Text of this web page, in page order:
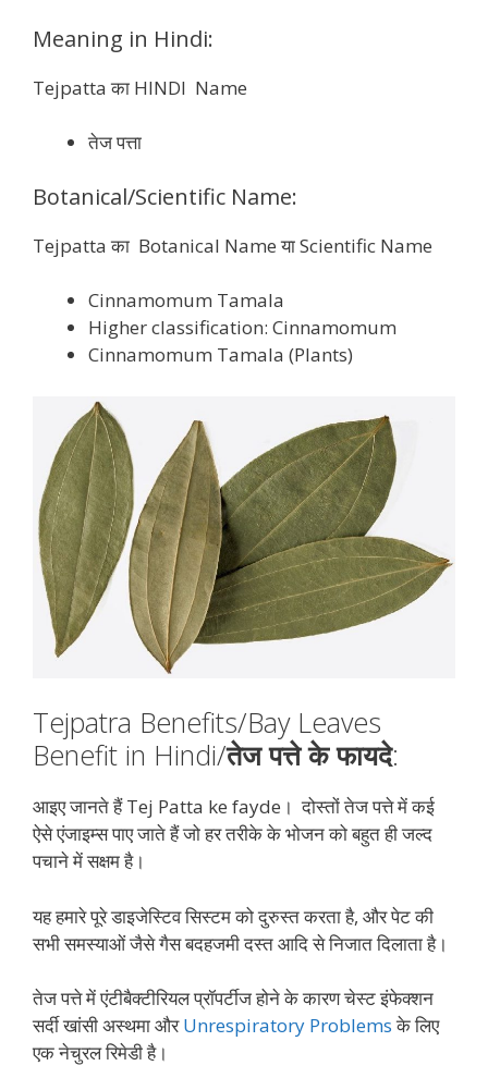
Meaning in Hindi:
Tejpatta का HINDI Name
तेज पत्ता
Botanical/Scientific Name:
Tejpatta का Botanical Name या Scientific Name
Cinnamomum Tamala
Higher classification: Cinnamomum
Cinnamomum Tamala (Plants)
Tejpatra Benefits/Bay Leaves
Benefit in Hindi/तेज पत्ते के फायदे:
आइए जानते हैं Tej Patta ke fayde। दोस्तों तेज पत्ते में कई
ऐसे एंजाइम्स पाए जाते हैं जो हर तरीके के भोजन को बहुत ही जल्द
पचाने में सक्षम है।
यह हमारे पूरे डाइजेस्टिव सिस्टम को दुरुस्त करता है, और पेट की
सभी समस्याओं जैसे गैस बदहजमी दस्त आदि से निजात दिलाता है।
तेज पत्ते में एंटीबैक्टीरियल प्रॉपर्टीज होने के कारण चेस्ट इंफेक्शन
सर्दी खांसी अस्थमा औरUnrespiratory Problemsके लिए
एक नेचुरल रिमेडी है।